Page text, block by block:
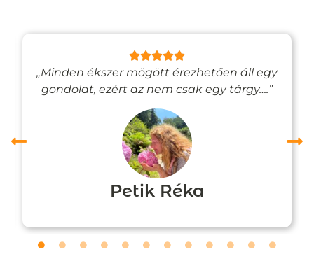
„Minden ékszer mögött érezhetően áll egy
gondolat, ezért az nem csak egy tárgy….”
Petik Réka